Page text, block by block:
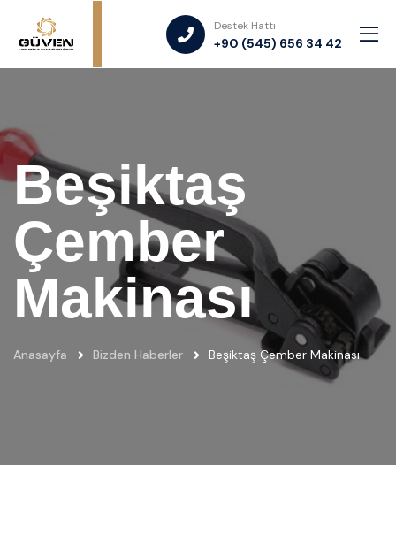
Destek Hattı
+90 (545) 656 34 42
Beşiktaş
Çember
Makinası
Anasayfa Bizden Haberler Beşiktaş Çember Makinası